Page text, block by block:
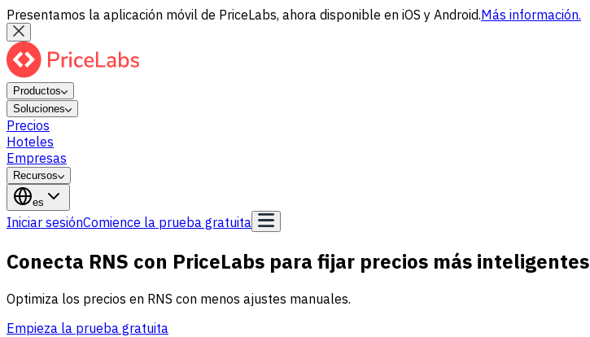
Presentamos la aplicación móvil de PriceLabs, ahora disponible en iOS y Android.Más información.
Productos
Soluciones
Precios
Hoteles
Empresas
Recursos
es
Iniciar sesiónComience la prueba gratuita
Conecta RNS con PriceLabs para fijar precios más inteligentes
Optimiza los precios en RNS con menos ajustes manuales.
Empieza la prueba gratuita